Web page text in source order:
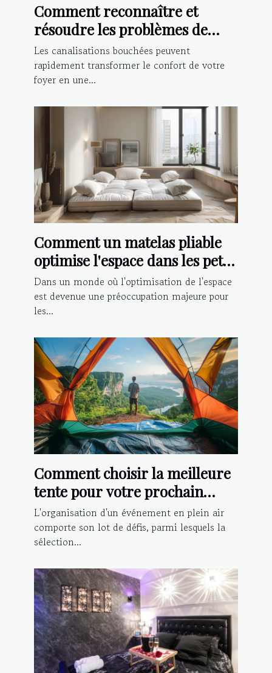
Comment reconnaître et
résoudre les problèmes de
canalisations bouchées
Les canalisations bouchées peuvent
rapidement transformer le confort de votre
foyer en une...
Comment un matelas pliable
optimise l'espace dans les petits
logements
Dans un monde où l'optimisation de l'espace
est devenue une préoccupation majeure pour
les...
Comment choisir la meilleure
tente pour votre prochain
événement extérieur
L'organisation d'un événement en plein air
comporte son lot de défis, parmi lesquels la
sélection...